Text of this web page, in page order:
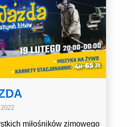
miłośników zimowego